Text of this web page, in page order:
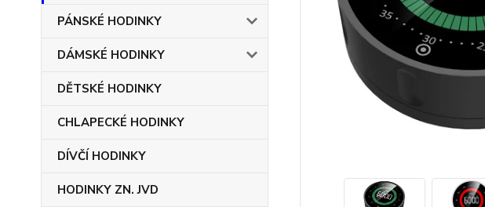
PÁNSKÉ HODINKY
DÁMSKÉ HODINKY
DĚTSKÉ HODINKY
CHLAPECKÉ HODINKY
DÍVČÍ HODINKY
HODINKY ZN. JVD